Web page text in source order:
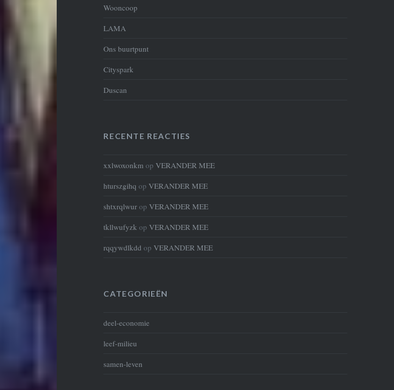
Wooncoop
LAMA
Ons buurtpunt
Cityspark
Duscan
RECENTE REACTIES
xxlwoxonkm opVERANDER MEE
hturszgihq opVERANDER MEE
shtxrqlwur opVERANDER MEE
tkllwufyzk opVERANDER MEE
rqqywdlkdd opVERANDER MEE
CATEGORIEËN
deel-economie
leef-milieu
samen-leven